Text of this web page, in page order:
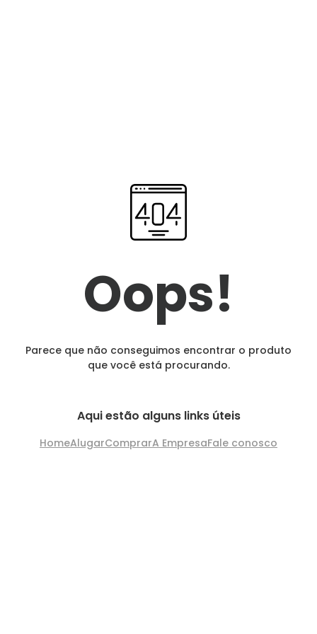
Oops!
Parece que não conseguimos encontrar o produto
que você está procurando.
Aqui estão alguns links úteis
HomeAlugarComprarA EmpresaFale conosco